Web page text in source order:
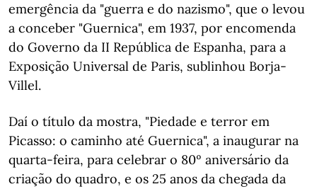
emergência da "guerra e do nazismo", que o levou
a conceber "Guernica", em 1937, por encomenda
do Governo da II República de Espanha, para a
Exposição Universal de Paris, sublinhou Borja-
Villel.
Daí o título da mostra, "Piedade e terror em
Picasso: o caminho até Guernica", a inaugurar na
quarta-feira, para celebrar o 80º aniversário da
criação do quadro, e os 25 anos da chegada da